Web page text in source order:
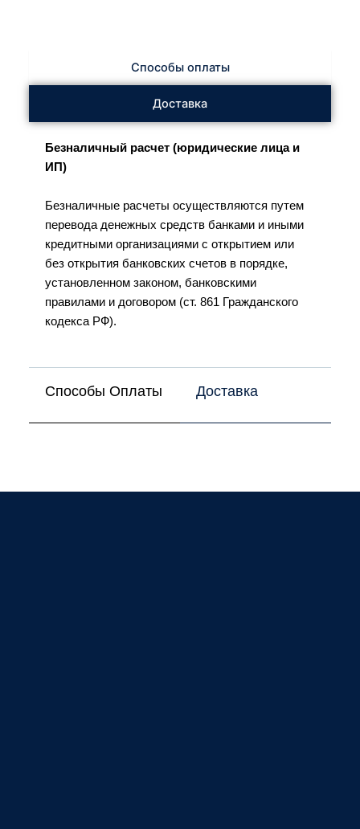
Способы оплаты
Доставка
Безналичный расчет (юридические лица и
ИП)
Безналичные расчеты осуществляются путем
перевода денежных средств банками и иными
кредитными организациями с открытием или
без открытия банковских счетов в порядке,
установленном законом, банковскими
правилами и договором (ст. 861 Гражданского
кодекса РФ).
Способы Оплаты Доставка